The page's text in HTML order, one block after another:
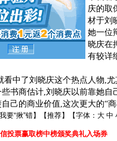
庆的取
材于刘
她一位
晓庆在
有较详
中了刘晓庆这个热点人物,尤
书商估计,刘晓庆以前靠她自
己的商业价值,这次更大的“
我要“揪”错】【推荐】【字体： 大 中
投票赢取榜中榜颁奖典礼入场券